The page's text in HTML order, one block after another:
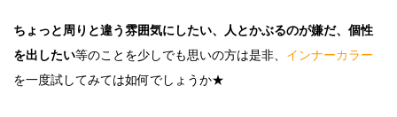
ちょっと周りと違う雰囲気にしたい、人とかぶるのが嫌だ、個性
を出したい等のことを少しでも思いの方は是非、 インナーカラー
を一度試してみては如何でしょうか★